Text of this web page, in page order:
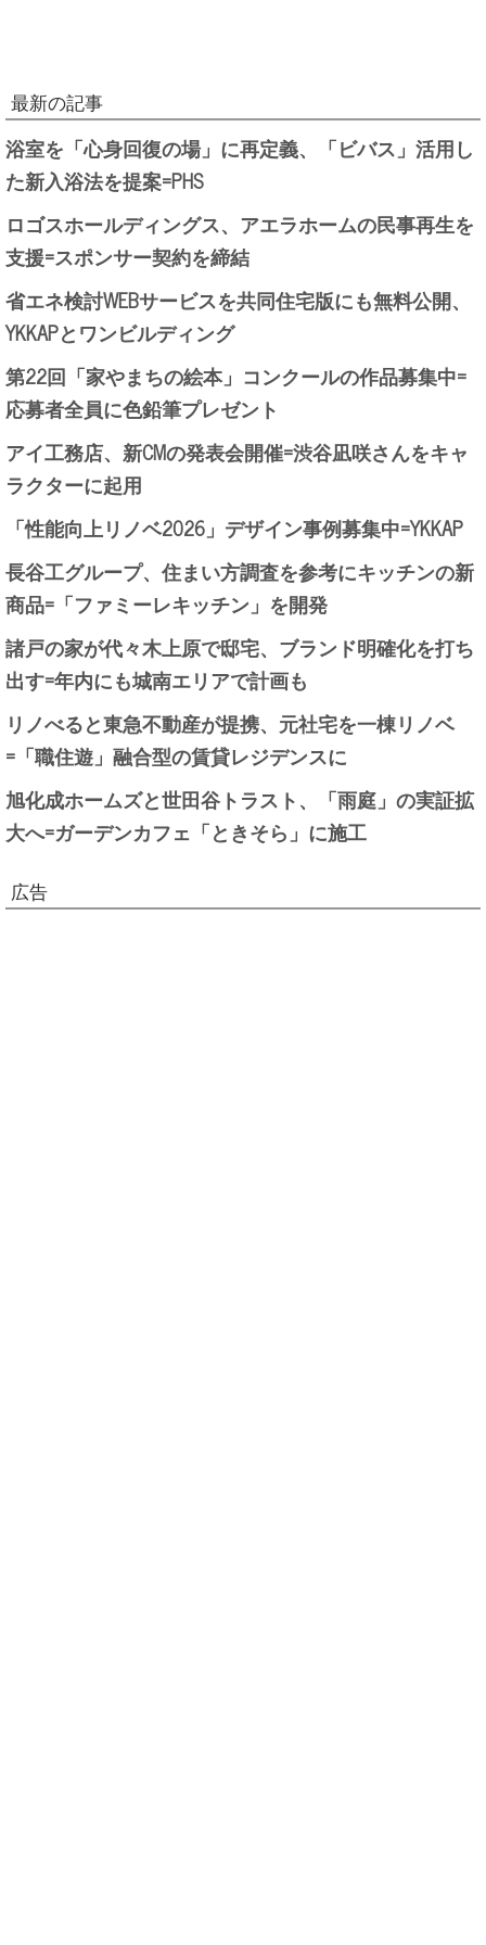
最新の記事
浴室を「心身回復の場」に再定義、「ビバス」活用し
た新入浴法を提案=PHS
ロゴスホールディングス、アエラホームの民事再生を
支援=スポンサー契約を締結
省エネ検討WEBサービスを共同住宅版にも無料公開、
YKKAPとワンビルディング
第22回「家やまちの絵本」コンクールの作品募集中=
応募者全員に色鉛筆プレゼント
アイ工務店、新CMの発表会開催=渋谷凪咲さんをキャ
ラクターに起用
「性能向上リノベ2026」デザイン事例募集中=YKKAP
長谷工グループ、住まい方調査を参考にキッチンの新
商品=「ファミーレキッチン」を開発
諸戸の家が代々木上原で邸宅、ブランド明確化を打ち
出す=年内にも城南エリアで計画も
リノべると東急不動産が提携、元社宅を一棟リノベ
=「職住遊」融合型の賃貸レジデンスに
旭化成ホームズと世田谷トラスト、「雨庭」の実証拡
大へ=ガーデンカフェ「ときそら」に施工
広告